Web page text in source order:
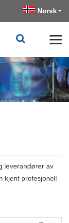
Norsk‎
leverandører av
kjent profesjonell